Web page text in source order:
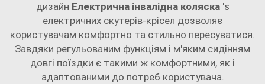
дизайн Електрична інвалідна коляска 's
електричних скутерів-крісел дозволяє
користувачам комфортно та стильно пересуватися.
Завдяки регульованим функціям і м'яким сидінням
довгі поїздки є такими ж комфортними, як і
адаптованими до потреб користувача.